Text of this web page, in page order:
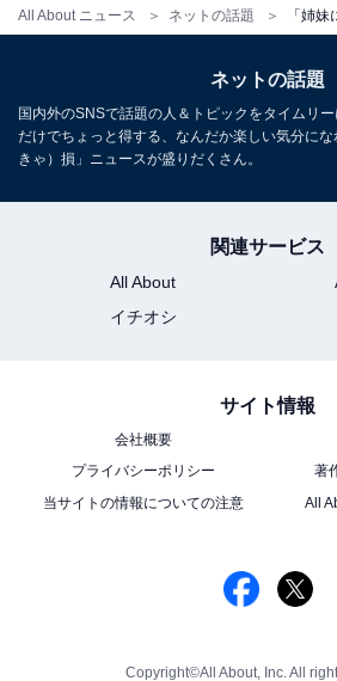
All About ニュース ネットの話題
ネットの話題
国内外のSNSで話題の人＆トピックをタイムリ
だけでちょっと得する、なんだか楽しい気分に
きゃ）損」ニュースが盛りだくさん。
関連サービス
All About
イチオシ
サイト情報
会社概要
プライバシーポリシー
著
当サイトの情報についての注意
All
Copyright©All About, Inc. All